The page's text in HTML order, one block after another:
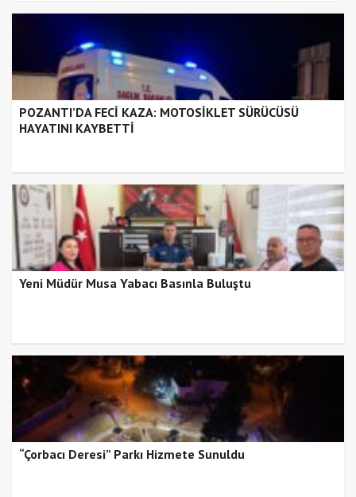
POZANTI’DA FECİ KAZA: MOTOSİKLET SÜRÜCÜSÜ
HAYATINI KAYBETTİ
Yeni Müdür Musa Yabacı Basınla Buluştu
“Çorbacı Deresi” Parkı Hizmete Sunuldu